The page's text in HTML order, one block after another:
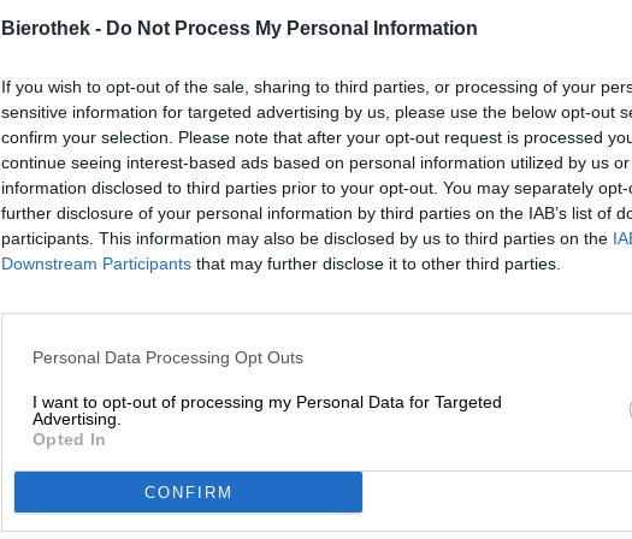
Bierothek - Do Not Process My Personal Information
If you wish to opt-out of the sale, sharing to third parties, or processing of your
sensitive information for targeted advertising by us, please use the below opt-out
confirm your selection. Please note that after your opt-out request is processed
continue seeing interest-based ads based on personal information utilized by us
information disclosed to third parties prior to your opt-out. You may separately
further disclosure of your personal information by third parties on the IAB’s list of
participants. This information may also be disclosed by us to third parties on the
Downstream Participants that may further disclose it to other third parties.
Personal Data Processing Opt Outs
I want to opt-out of processing my Personal Data for Targeted
Advertising.
Opted In
CONFIRM
Descripción Información Opiniones de los usuarios
Blue Fields es un sueño febril afrutado que nos trae
lúpulo, cebada y malta de trigo, sino también una gran
las moras recién cosechados, que fueron cultivados y
la cervecería, hacen de esta cerveza algo muy
una gama de cervezas con edades comprendidas entre
El resultado final es que fluye en el vaso del color del
exuberante aroma de las frutas calentadas por el sol
bebida inicial revela un cuerpo potente con una
proporciona una base suave que combina
Felder sabe a cereales ligeramente tostados,
vainilla. Un ácido afrutado completa armoniosamente los
Lost Horizon Farm Blaue Felder 2024 es una delicia